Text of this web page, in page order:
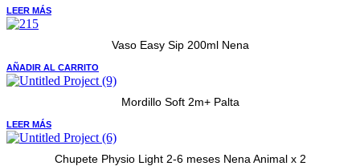
LEER MÁS
Vaso Easy Sip 200ml Nena
AÑADIR AL CARRITO
Mordillo Soft 2m+ Palta
LEER MÁS
Chupete Physio Light 2-6 meses Nena Animal x 2